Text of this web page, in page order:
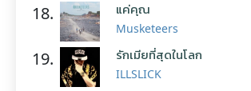
18. แค่คุณ
Musketeers
19. รักเมียที่สุดในโลก
ILLSLICK